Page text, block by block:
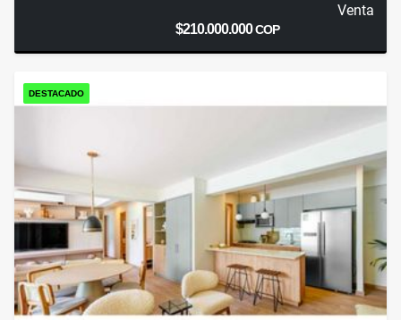
Venta
$210.000.000COP
DESTACADO